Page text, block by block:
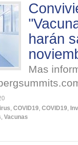
harán
Mas
, COVID19, COVID19,
, Vacunas